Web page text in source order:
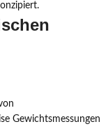
Gewichtsmessungen